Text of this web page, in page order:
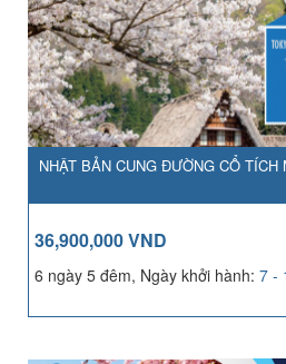
NHẬT BẢN CUNG ĐƯỜNG CỔ
36,900,000 VND
6 ngày 5 đêm, Ngày khởi hành: 7 -